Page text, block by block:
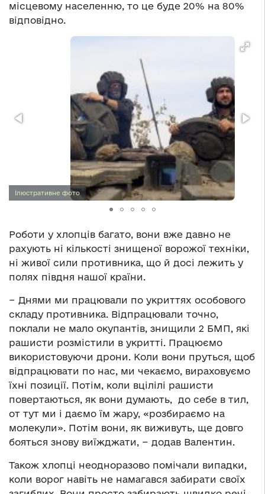
місцевому населенню, то це буде 20% на 80%
відповідно.
Ілюстративне фото
Роботи у хлопців багато, вони вже давно не
рахують ні кількості знищеної ворожої техніки,
ні живої сили противника, що й досі лежить у
полях півдня нашої країни.
− Днями ми працювали по укриттях особового
складу противника. Відпрацювали точно,
поклали не мало окупантів, знищили 2 БМП, які
рашисти розмістили в укритті. Працюємо
використовуючи дрони. Коли вони пруться, щоб
відпрацювати по нас, ми чекаємо, вираховуємо
їхні позиції. Потім, коли вцілілі рашисти
повертаються, як вони думають, до себе в тил,
от тут ми і даємо їм жару, «розбираємо на
молекули». Потім вони, як виживуть, ще довго
бояться знову виїжджати, − додав Валентин.
Також хлопці неодноразово помічали випадки,
коли ворог навіть не намагався забирати своїх